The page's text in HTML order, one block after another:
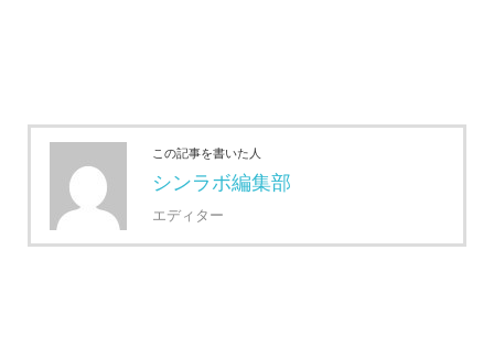
この記事を書いた人
シンラボ編集部
エディター